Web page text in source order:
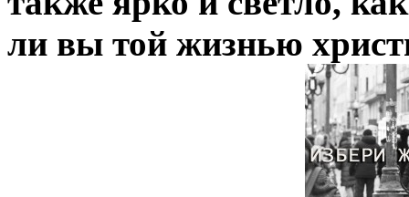
ли вы той жизнью